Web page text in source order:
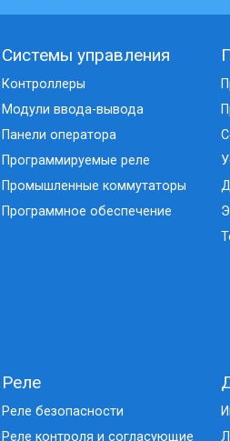
Системы управления
Контроллеры
Модули ввода-вывода
Панели оператора
Программируемые реле
Промышленные коммутаторы
Программное обеспечение
Реле
Реле безопасности
Реле контроля и согласующие